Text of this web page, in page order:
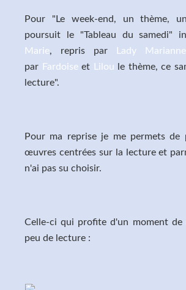
Pour "Le week-end, un thème,
poursuit le "Tableau du samedi"
Marie, repris par Lady Marianne
par Fardoiseet Lilou le thème, ce
lecture".
Pour ma reprise je me permets de
œuvres centrées sur la lecture et
n'ai pas su choisir.
Celle-ci qui profite d'un moment de
peu de lecture :